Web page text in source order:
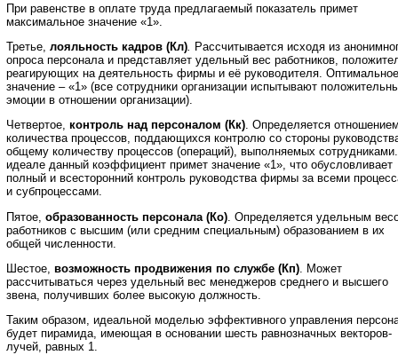
При равенстве в оплате труда предлагаемый показатель примет
максимальное значение «1».
Третье, лояльность кадров (Кл). Рассчитывается исходя из
опроса персонала и представляет удельный вес работников,
реагирующих на деятельность фирмы и её руководителя. Оптимальное
значение – «1» (все сотрудники организации испытывают
эмоции в отношении организации).
Четвертое, контроль над персоналом (Кк). Определяется
количества процессов, поддающихся контролю со стороны
общему количеству процессов (операций), выполняемых
идеале данный коэффициент примет значение «1», что обусловливает
полный и всесторонний контроль руководства фирмы за всеми
и субпроцессами.
Пятое, образованность персонала (Ко) . Определяется удельным
работников с высшим (или средним специальным) образованием в их
общей численности.
Шестое, возможность продвижения по службе (Кп). Может
рассчитываться через удельный вес менеджеров среднего и высшего
звена, получивших более высокую должность.
Таким образом, идеальной моделью эффективного управления
будет пирамида, имеющая в основании шесть равнозначных векторов-
лучей, равных 1.